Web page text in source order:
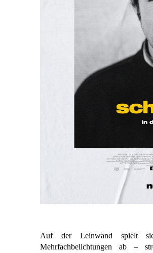
Auf der Leinwand spielt
Mehrfachbelichtungen ab –